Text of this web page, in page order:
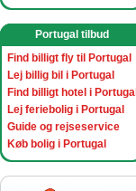
Portugal tilbud
Find billigt fly til Portugal
Lej billig bil i Portugal
Find billigt hotel i Portugal
Lej feriebolig i Portugal
Guide og rejseservice
Køb bolig i Portugal